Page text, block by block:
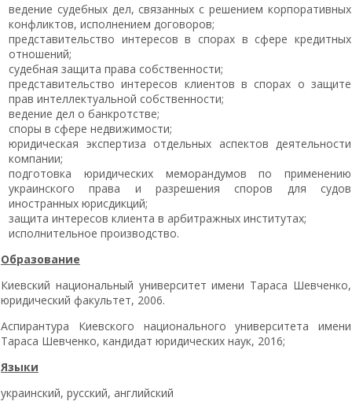
ведение судебных дел, связанных с решением корпоративных
конфликтов, исполнением договоров;
представительство интересов в спорах в сфере кредитных
отношений;
судебная защита права собственности;
представительство интересов клиентов в спорах о защите
прав интеллектуальной собственности;
ведение дел о банкротстве;
споры в сфере недвижимости;
юридическая экспертиза отдельных аспектов деятельности
компании;
подготовка юридических меморандумов по применению
украинского права и разрешения споров для судов
иностранных юрисдикций;
защита интересов клиента в арбитражных институтах;
исполнительное производство.
Образование
Киевский национальный университет имени Тараса Шевченко,
юридический факультет, 2006.
Аспирантура Киевского национального университета имени
Тараса Шевченко, кандидат юридических наук, 2016;
Языки
украинский, русский, английский